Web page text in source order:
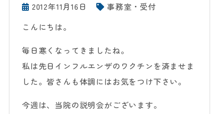
2012年11月16日
事務室・受付
こんにちは。
毎日寒くなってきましたね。
私は先日インフルエンザのワクチンを済ませま
した。皆さんも体調にはお気をつけ下さい。
今週は、当院の説明会がございます。